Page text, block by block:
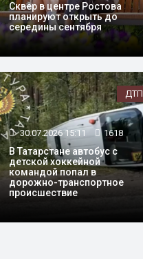
Сквер в центре Ростова
планируют открыть до
середины сентября
ДТП
30.07.2026 15:11 1618
В Татарстане автобус с
детской хоккейной
командой попал в
дорожно-транспортное
происшествие